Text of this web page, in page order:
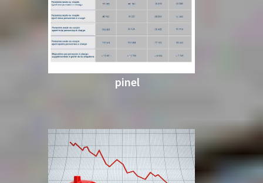
pinel